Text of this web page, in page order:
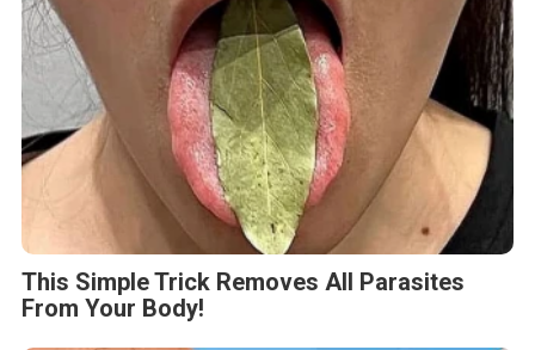
This Simple Trick Removes All Parasites
From Your Body!